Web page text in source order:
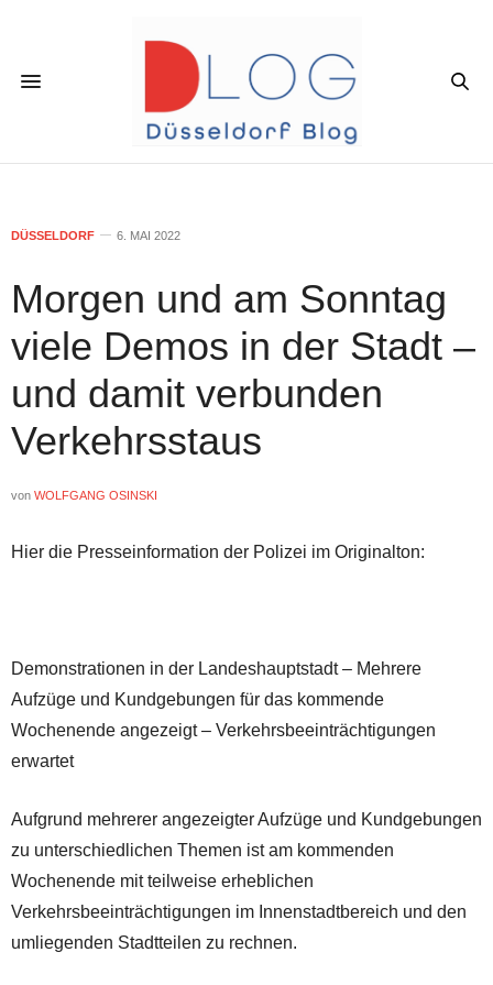
DÜSSELDORF 6. MAI 2022
Morgen und am Sonntag
viele Demos in der Stadt –
und damit verbunden
Verkehrsstaus
von WOLFGANG OSINSKI
Hier die Presseinformation der Polizei im Originalton:
Demonstrationen in der Landeshauptstadt – Mehrere
Aufzüge und Kundgebungen für das kommende
Wochenende angezeigt – Verkehrsbeeinträchtigungen
erwartet
Aufgrund mehrerer angezeigter Aufzüge und Kundgebungen
zu unterschiedlichen Themen ist am kommenden
Wochenende mit teilweise erheblichen
Verkehrsbeeinträchtigungen im Innenstadtbereich und den
umliegenden Stadtteilen zu rechnen.